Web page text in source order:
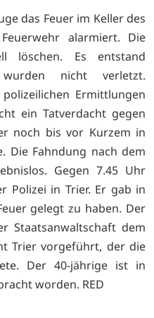
das Feuer im Keller des
alarmiert. Die
löschen. Es entstand
wurden nicht verletzt.
Ermittlungen
ein Tatverdacht gegen
noch bis vor Kurzem in
Die Fahndung nach dem
Gegen 7.45 Uhr
Polizei in Trier. Er gab in
gelegt zu haben. Der
Staatsanwaltschaft dem
Trier vorgeführt, der die
Der 40-jährige ist in
worden. RED